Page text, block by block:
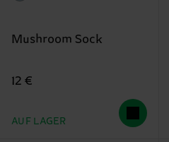
Mushroom Sock
12 €
AUF LAGER